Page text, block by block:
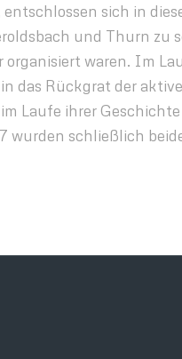
sich in
und Thurn zu
waren. Im
das Rückgrat der
Laufe ihrer
wurden schließlich